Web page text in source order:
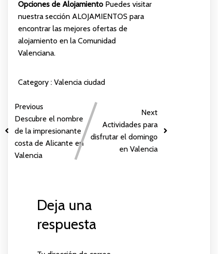
Opciones de AlojamientoPuedes visitar
nuestra sección ALOJAMIENTOS para
encontrar las mejores ofertas de
alojamiento en la Comunidad
Valenciana.
Category : Valencia ciudad
Previous
Descubre el nombre
de la impresionante
costa de Alicante en
Valencia
Next
Actividades para
disfrutar el domingo
en Valencia
Deja una
respuesta